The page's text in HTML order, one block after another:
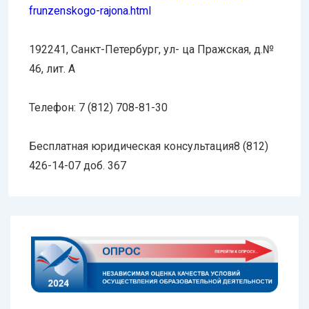
frunzenskogo-rajona.html
192241, Санкт-Петербург, ул- ца Пражская, д.№
46, лит. А
Телефон: 7 (812) 708-81-30
Бесплатная юридическая консультация8 (812)
426-14-07 доб. 367